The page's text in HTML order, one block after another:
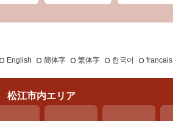
English 簡体字 繁体字 한국어 francais
松江市内エリア